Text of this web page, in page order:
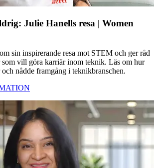
Julie Hanells resa | Women
sin inspirerande resa mot STEM och ger råd
vill göra karriär inom teknik. Läs om hur
nådde framgång i teknikbranschen.